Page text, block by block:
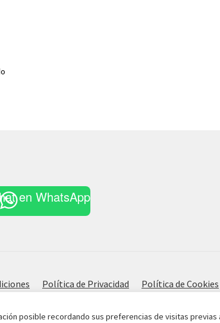
en WhatsApp
Política de Privacidad Política de Cookies
posible recordando sus preferencias de visitas previas